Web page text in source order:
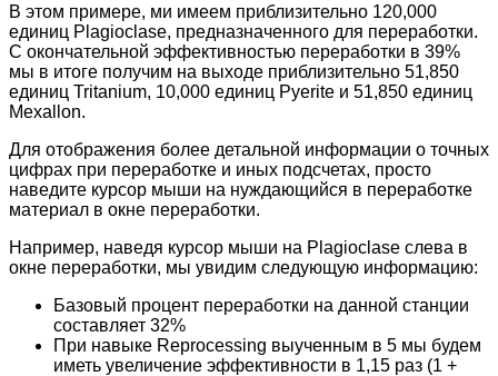
В этом примере, ми имеем приблизительно 120,000
единиц Plagioclase, предназначенного для переработки.
С окончательной эффективностью переработки в 39%
мы в итоге получим на выходе приблизительно 51,850
единиц Tritanium, 10,000 единиц Pyerite и 51,850 единиц
Mexallon.
Для отображения более детальной информации о точных
цифрах при переработке и иных подсчетах, просто
наведите курсор мыши на нуждающийся в переработке
материал в окне переработки.
Например, наведя курсор мыши на Plagioclase слева в
окне переработки, мы увидим следующую информацию:
Базовый процент переработки на данной станции
составляет 32%
При навыке Reprocessing выученным в 5 мы будем
иметь увеличение эффективности в 1,15 раз (1 +